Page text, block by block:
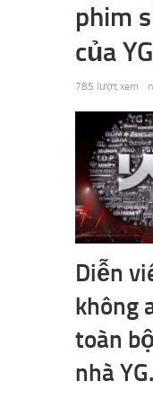
phim
của
785 lượt xem
Diễn
không
toàn
nhà YG.